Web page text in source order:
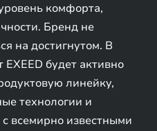
комфорта,
Бренд не
на достигнутом. В
будет активно
линейку,
технологии и
всемирно известными